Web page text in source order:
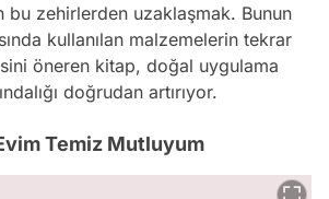
bu zehirlerden uzaklaşmak. Bunun
kullanılan malzemelerin tekrar
öneren kitap, doğal uygulama
doğrudan artırıyor.
Temiz Mutluyum